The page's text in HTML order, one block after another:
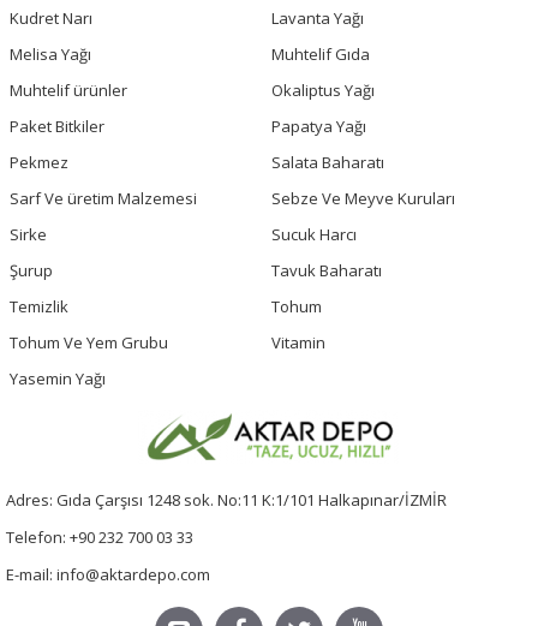
Kudret Narı
Lavanta Yağı
Melisa Yağı
Muhtelif Gıda
Muhtelif ürünler
Okaliptus Yağı
Paket Bitkiler
Papatya Yağı
Pekmez
Salata Baharatı
Sarf Ve üretim Malzemesi
Sebze Ve Meyve Kuruları
Sirke
Sucuk Harcı
Şurup
Tavuk Baharatı
Temizlik
Tohum
Tohum Ve Yem Grubu
Vitamin
Yasemin Yağı
Adres: Gıda Çarşısı 1248 sok. No:11 K:1/101 Halkapınar/İZMİR
Telefon: +90 232 700 03 33
E-mail: info@aktardepo.com